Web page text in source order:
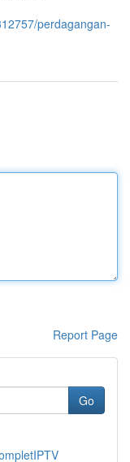
perdagangan-
Report Page
Go